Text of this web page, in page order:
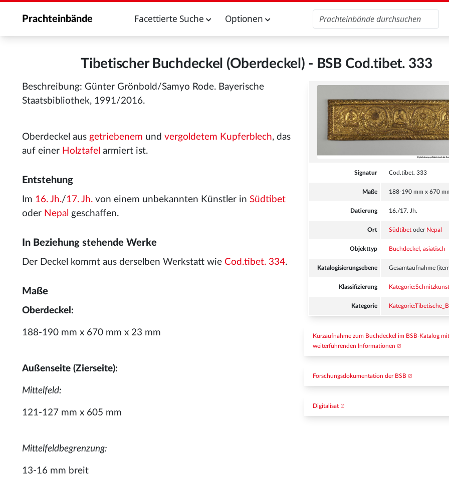
Prachteinbände Facettierte Suche Optionen
Tibetischer Buchdeckel (Oberdeckel) - BSB Cod.tibet. 333
Signatur Cod.tibet. 333
Maße 188-190 mm x 670
Datierung 16./17. Jh.
Ort Südtibet oder Nepal
Objekttyp Buchdeckel, asiatisch
Katalogisierungsebene Gesamtaufnahme
Klassifizierung Kategorie:Schnitzkunst
Kategorie
Kurzaufnahme zum Buchdeckel im BSB-Katalog
weiterführenden Informationen
Forschungsdokumentation der BSB
Digitalisat
Beschreibung: Günter Grönbold/Samyo Rode. Bayerische
Staatsbibliothek, 1991/2016.
Oberdeckel aus getriebenem und vergoldetem Kupferblech, das
auf einer Holztafel armiert ist.
Entstehung
Im 16. Jh./17. Jh. von einem unbekannten Künstler in Südtibet
oder Nepal geschaffen.
In Beziehung stehende Werke
Der Deckel kommt aus derselben Werkstatt wie Cod.tibet. 334.
Maße
Oberdeckel:
188-190 mm x 670 mm x 23 mm
Außenseite (Zierseite):
Mittelfeld:
121-127 mm x 605 mm
Mittelfeldbegrenzung:
13-16 mm breit